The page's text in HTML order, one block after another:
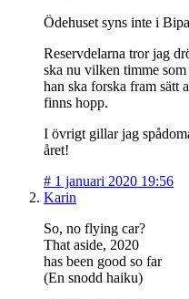
Ödehuset syns inte i
Reservdelarna tror jag
ska nu vilken timme
han ska forska fram sätt
finns hopp.
I övrigt gillar jag
året!
# 1 januari 2020 19:56
Karin
So, no flying car?
That aside, 2020
has been good so far
(En snodd haiku)